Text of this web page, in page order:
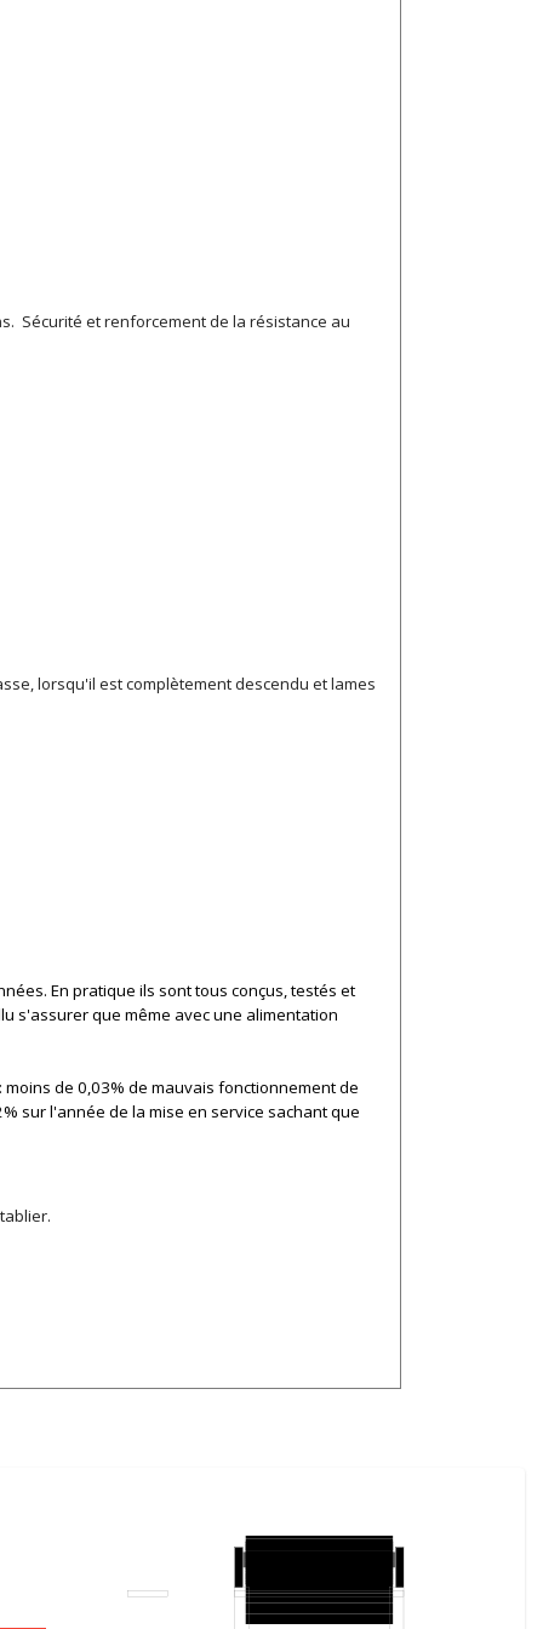
Sécurité et renforcement de la résistance au
lorsqu'il est complètement descendu et lames
En pratique ils sont tous conçus, testés et
s'assurer que même avec une alimentation
de 0,03% de mauvais fonctionnement de
sur l'année de la mise en service sachant que